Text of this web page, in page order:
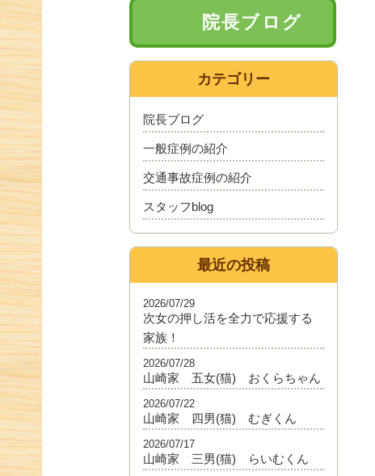
院長ブログ
カテゴリー
院長ブログ
一般症例の紹介
交通事故症例の紹介
スタッフblog
最近の投稿
次女の押し活を全力で応援する
家族！
2026/07/29
山崎家 五女(猫) おくらちゃん
2026/07/28
山崎家 四男(猫) むぎくん
2026/07/22
山崎家 三男(猫) らいむくん
2026/07/17